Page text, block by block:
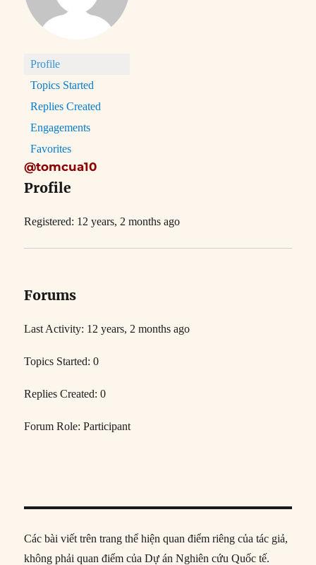
Profile
Topics Started
Replies Created
Engagements
Favorites
@tomcua10
Profile
Registered: 12 years, 2 months ago
Forums
Last Activity: 12 years, 2 months ago
Topics Started: 0
Replies Created: 0
Forum Role: Participant
Các bài viết trên trang thể hiện quan điểm riêng của tác giả,
không phải quan điểm của Dự án Nghiên cứu Quốc tế.